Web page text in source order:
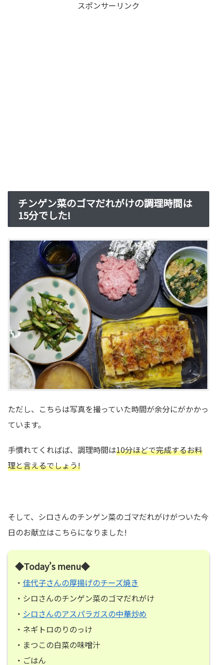
スポンサーリンク
チンゲン菜のゴマだれがけの調理時間は
15分でした!
ただし、こちらは写真を撮っていた時間が余分にがかかっ
ています。
手慣れてくればば、調理時間は10分ほどで完成するお料
理と言えるでしょう!
そして、シロさんのチンゲン菜のゴマだれがけがついた今
日のお献立はこちらになりました!
◆Today’s menu◆
・ 佳代子さんの厚揚げのチーズ焼き
・シロさんのチンゲン菜のゴマだれがけ
・ シロさんのアスパラガスの中華炒め
・ネギトロのりのっけ
・まつこの白菜の味噌汁
・ごはん